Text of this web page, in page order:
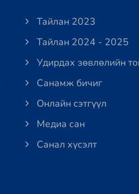
Тайлан 2023
Тайлан 2024 - 2025
Удирдах зөвлөлийн
Санамж бичиг
Онлайн сэтгүүл
Медиа сан
Санал хүсэлт